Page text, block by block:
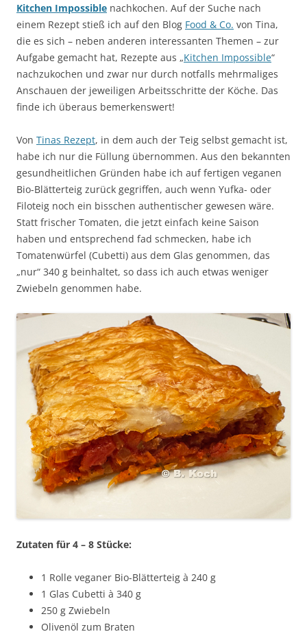
Kitchen Impossible nachkochen. Auf der Suche nach
einem Rezept stieß ich auf den Blog Food & Co. von Tina,
die es sich – neben anderen interessanten Themen – zur
Aufgabe gemacht hat, Rezepte aus „Kitchen Impossible“
nachzukochen und zwar nur durch notfalls mehrmaliges
Anschauen der jeweiligen Arbeitsschritte der Köche. Das
finde ich überaus bemerkenswert!
Von Tinas Rezept, in dem auch der Teig selbst gemacht ist,
habe ich nur die Füllung übernommen. Aus den bekannten
gesundheitlichen Gründen habe ich auf fertigen veganen
Bio-Blätterteig zurück gegriffen, auch wenn Yufka- oder
Filoteig noch ein bisschen authentischer gewesen wäre.
Statt frischer Tomaten, die jetzt einfach keine Saison
haben und entsprechend fad schmecken, habe ich
Tomatenwürfel (Cubetti) aus dem Glas genommen, das
„nur“ 340 g beinhaltet, so dass ich auch etwas weniger
Zwiebeln genommen habe.
Zutaten für 4 – 8 Stücke:
1 Rolle veganer Bio-Blätterteig à 240 g
1 Glas Cubetti à 340 g
250 g Zwiebeln
Olivenöl zum Braten